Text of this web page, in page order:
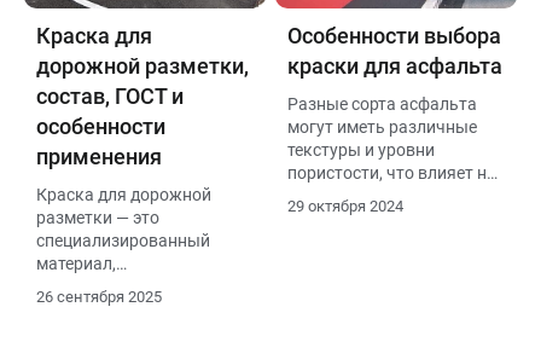
Краска для
дорожной разметки,
состав, ГОСТ и
особенности
применения
Краска для дорожной
разметки — это
специализированный
материал,
соответствующий ГОСТ
52575-2006. Она должна
26 сентября 2025
Особенности выбора
краски для асфальта
Разные сорта асфальта
могут иметь различные
текстуры и уровни
пористости, что влияет на
адгезию краски. Перед
покупкой рекомендуется
29 октября 2024